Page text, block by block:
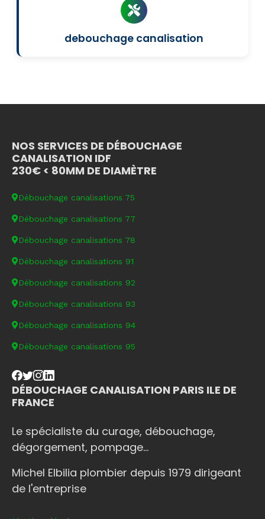
debouchage canalisation
NOS SERVICES DE DÉBOUCHAGE
CANALISATION IDF
230€ < 80MM DE DIAMÈTRE
Débouchage canalisations 75
Débouchage canalisations 77
Débouchage canalisations 78
Débouchage canalisations 91
Débouchage canalisations 92
Débouchage canalisations 93
Débouchage canalisations 94
Débouchage canalisations 95
DÉBOUCHAGE CANALISATION PARIS ILE DE
FRANCE
Le spécialiste du curage, débouchage,
dégorgement, pompage...
Michel Elbilia plombier depuis 1979 dirigeant
de l'entreprise